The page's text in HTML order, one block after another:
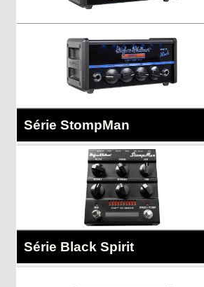
Série StompMan
Série Black Spirit